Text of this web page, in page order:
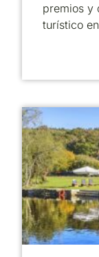
premios y
turístico